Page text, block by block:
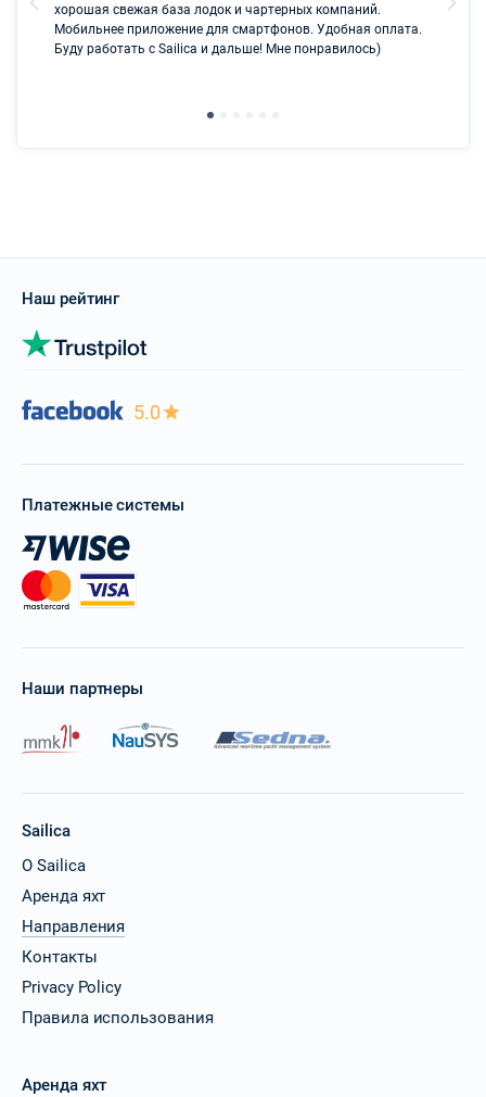
хорошая свежая база лодок и чартерных компаний.
Мобильнее приложение для смартфонов. Удобная оплата.
Буду работать с Sailica и дальше! Мне понравилось)
Наш рейтинг
5.0
Платежные системы
Наши партнеры
Sailica
О Sailica
Аренда яхт
Направления
Контакты
Privacy Policy
Правила использования
Аренда яхт